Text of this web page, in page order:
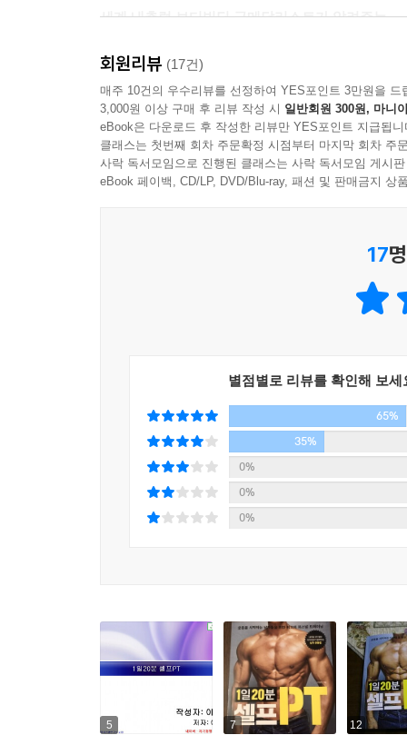
세계 내추럴 보디빌딩 금메달리스트가 알려주는
2018년 세계 내추럴 보디빌딩 대회에서 금메달
어릴 적부터 마른 몸을 다부지게 만들고 싶어서
한의대에 진학해 몸과 웨이트 트레이닝을 전문
저자는 근육 박사라고 불릴 만큼 전신의 근육,
터득했다. 그 후 본인과 같은 과정을 겪고 있는
만들게 됐다. ‘하루 20분 셀프PT 프로그램’이 바로
폼롤러 마사지까지 알려준다. 그래서 운동을 안
시간을 짧게 가지며 운동하는 것을 인터벌 트레
이 책에서 소개하는 ‘하루 20분 셀프PT 프로
프로그램이다. 더불어 마치 전문 트레이너가 옆
있도록 프로그램을 구성해서 혼자 운동해도 비싼
역삼각형 어깨부터 탄탄한 가슴, 식스팩, 강한 하
① 하루 20분만 하면 멋진 몸이 완성된다!
동작이 너무 많거나 많은 시간을 투자해야 된다
하도록 굵고 짧게 프로그램을 구성했다.
② 팔, 어깨, 복근, 하체까지, 원하는 부위만 집중
회원리뷰 (17건)
매주 10건의 우수리뷰를 선정하여 YES포인트 3만원을 드
3,000원 이상 구매 후 리뷰 작성 시 일반회원 300원, 마니
eBook은 다운로드 후 작성한 리뷰만 YES포인트 지급됩니
클래스는 첫번째 회차 주문확정 시점부터 마지막 회차 주
사락 독서모임으로 진행된 클래스는 사락 독서모임 게시
eBook 페이백, CD/LP, DVD/Blu-ray, 패션 및 판매금지 상
17
별점별로 리뷰를 확인해 보세
65%
35%
0%
0%
0%
5 7 12